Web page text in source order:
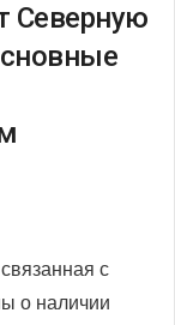
Северную
с
о наличии